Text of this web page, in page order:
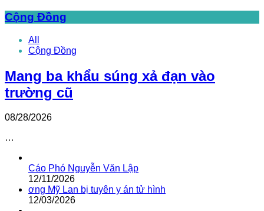
Cộng Đồng
All
Cộng Đồng
Mang ba khẩu súng xả đạn vào
trường cũ
08/28/2026
…
Cáo Phó Nguyễn Văn Lập
12/11/2026
ơng Mỹ Lan bị tuyên y án tử hình
12/03/2026